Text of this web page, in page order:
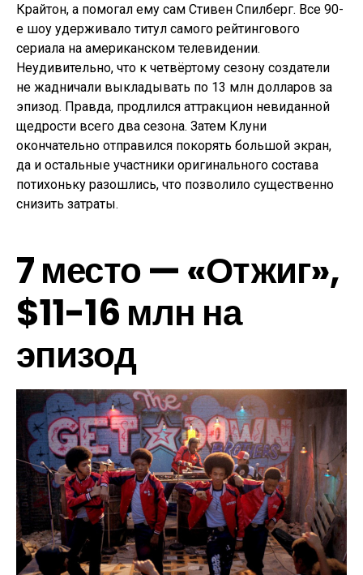
Крайтон, а помогал ему сам Стивен Спилберг. Все 90-
е шоу удерживало титул самого рейтингового
сериала на американском телевидении.
Неудивительно, что к четвёртому сезону создатели
не жадничали выкладывать по 13 млн долларов за
эпизод. Правда, продлился аттракцион невиданной
щедрости всего два сезона. Затем Клуни
окончательно отправился покорять большой экран,
да и остальные участники оригинального состава
потихоньку разошлись, что позволило существенно
снизить затраты.
7 место — «Отжиг»,
$11-16 млн на
эпизод